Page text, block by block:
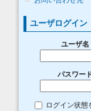
ユーザログイン
ユーザ名
パスワー
ログイン状態